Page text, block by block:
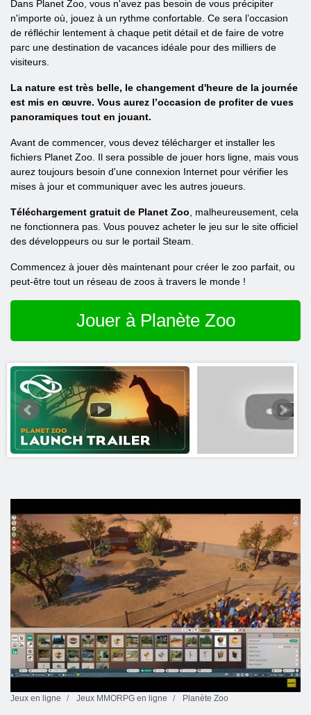
Dans Planet Zoo, vous n'avez pas besoin de vous précipiter
n'importe où, jouez à un rythme confortable. Ce sera l’occasion
de réfléchir lentement à chaque petit détail et de faire de votre
parc une destination de vacances idéale pour des milliers de
visiteurs.
La nature est très belle, le changement d'heure de la journée
est mis en œuvre. Vous aurez l’occasion de profiter de vues
panoramiques tout en jouant.
Avant de commencer, vous devez télécharger et installer les
fichiers Planet Zoo. Il sera possible de jouer hors ligne, mais vous
aurez toujours besoin d'une connexion Internet pour vérifier les
mises à jour et communiquer avec les autres joueurs.
Téléchargement gratuit de Planet Zoo , malheureusement, cela
ne fonctionnera pas. Vous pouvez acheter le jeu sur le site officiel
des développeurs ou sur le portail Steam.
Commencez à jouer dès maintenant pour créer le zoo parfait, ou
peut-être tout un réseau de zoos à travers le monde !
Jouer à Planète Zoo
Jeux en ligne Jeux MMORPG en ligne Planète Zoo